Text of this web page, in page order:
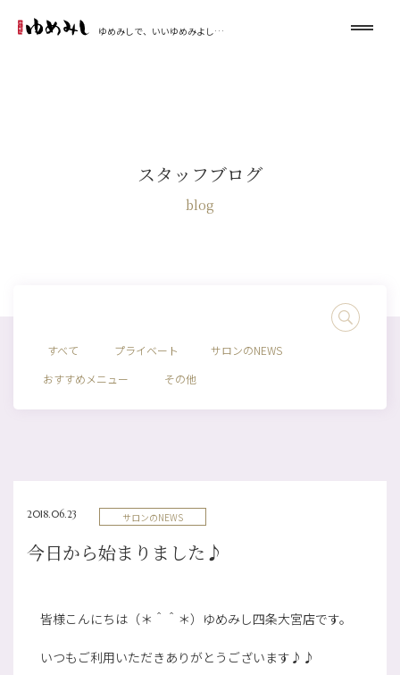
ゆめみしで、いいゆめみよし…
スタッフブログ
blog
すべて プライベート
サロンのNEWS
おすすめメニュー
その他
2018.06.23 サロンのNEWS
今日から始まりました♪
皆様こんにちは（＊＾＾＊）ゆめみし四条大宮店です。
いつもご利用いただきありがとうございます♪♪